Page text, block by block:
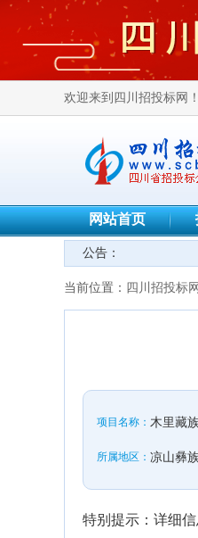
欢迎来到四川招投标网！
网站首页
公告：
当前位置： 四川招投标网
项目名称： 木里藏
所属地区： 凉山彝
特别提示：详细